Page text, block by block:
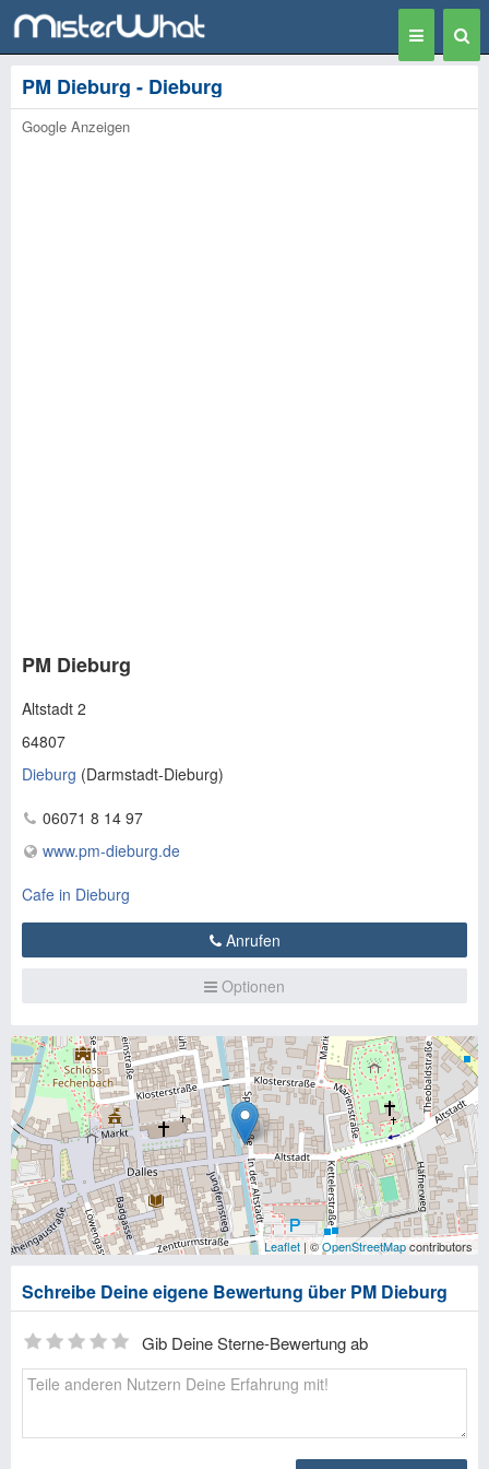
Toggle
navigation
PM Dieburg - Dieburg
Google Anzeigen
PM Dieburg
Altstadt 2
64807
Dieburg (Darmstadt-Dieburg)
06071 8 14 97
www.pm-dieburg.de
Cafe in Dieburg
Anrufen
Optionen
Leaflet | ©OpenStreetMapcontributors
Schreibe Deine eigene Bewertung über PM Dieburg
Gib Deine Sterne-Bewertung ab